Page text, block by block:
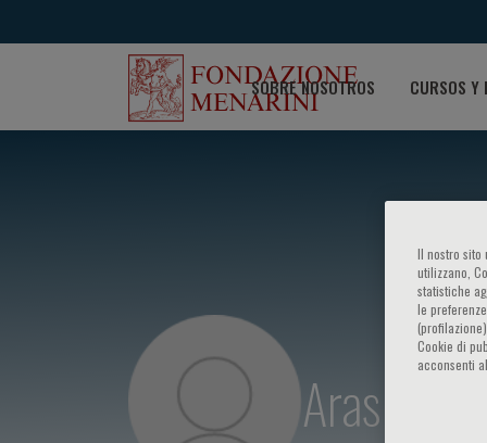
SOBRE NOSOTROS CURSOS Y
Aras
Il nostro sito
utilizzano,
statistiche
le
Cookie di
acconsenti